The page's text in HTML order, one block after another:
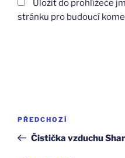
Uložit do prohlížeče
stránku pro budoucí
Navigace
pro
příspěvek
Předchozí
příspěvek
PŘEDCHOZÍ
Čistička vzduchu